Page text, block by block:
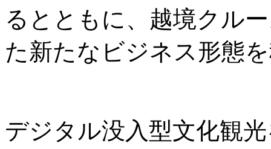
るとともに、越境クル
た新たなビジネス形態
デジタル没入型文化観